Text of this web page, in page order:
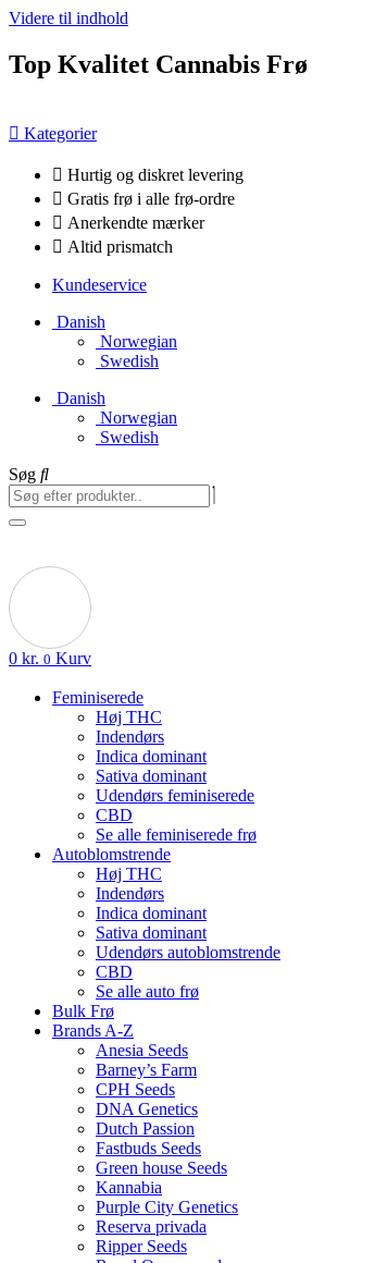
Videre til indhold
Top Kvalitet Cannabis Frø
Kategorier
Hurtig og diskret levering
Gratis frø i alle frø-ordre
Anerkendte mærker
Altid prismatch
Kundeservice
Danish
Norwegian
Swedish
Danish
Norwegian
Swedish
Søg
0 kr. 0 Kurv
Feminiserede
Høj THC
Indendørs
Indica dominant
Sativa dominant
Udendørs feminiserede
CBD
Se alle feminiserede frø
Autoblomstrende
Høj THC
Indendørs
Indica dominant
Sativa dominant
Udendørs autoblomstrende
CBD
Se alle auto frø
Bulk Frø
Brands A-Z
Anesia Seeds
Barney’s Farm
CPH Seeds
DNA Genetics
Dutch Passion
Fastbuds Seeds
Green house Seeds
Kannabia
Purple City Genetics
Reserva privada
Ripper Seeds